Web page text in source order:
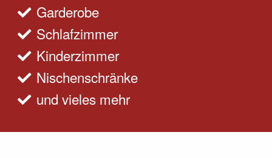
Garderobe
Schlafzimmer
Kinderzimmer
Nischenschränke
und vieles mehr